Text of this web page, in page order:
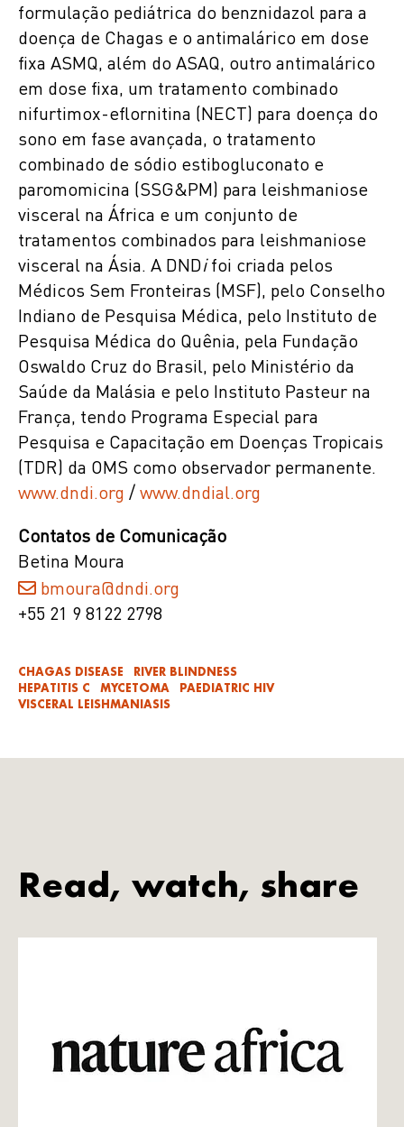
formulação pediátrica do benznidazol para a
doença de Chagas e o antimalárico em dose
fixa ASMQ, além do ASAQ, outro antimalárico
em dose fixa, um tratamento combinado
nifurtimox-eflornitina (NECT) para doença do
sono em fase avançada, o tratamento
combinado de sódio estibogluconato e
paromomicina (SSG&PM) para leishmaniose
visceral na África e um conjunto de
tratamentos combinados para leishmaniose
visceral na Ásia. A DNDifoi criada pelos
Médicos Sem Fronteiras (MSF), pelo Conselho
Indiano de Pesquisa Médica, pelo Instituto de
Pesquisa Médica do Quênia, pela Fundação
Oswaldo Cruz do Brasil, pelo Ministério da
Saúde da Malásia e pelo Instituto Pasteur na
França, tendo Programa Especial para
Pesquisa e Capacitação em Doenças Tropicais
(TDR) da OMS como observador permanente.
www.dndi.org / www.dndial.org
Contatos de Comunicação
Betina Moura
bmoura@dndi.org
+55 21 9 8122 2798
CHAGAS DISEASE
RIVER BLINDNESS
HEPATITIS C
MYCETOMA
PAEDIATRIC HIV
VISCERAL LEISHMANIASIS
Read, watch, share